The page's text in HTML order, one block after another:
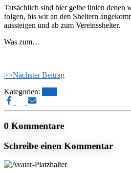
Tatsächlich sind hier gelbe linien denen
folgen, bis wir an den Sheltern
aussteigen und ab zum Vereinsshelter.
Was zum…
>>Nächster Beitrag
Kategorien:
0 Kommentare
Schreibe einen Kommentar